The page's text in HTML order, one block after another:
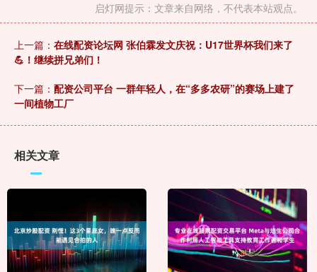
启灯网提示：文章来自网络，不代表本站观点。
上一篇： 在线配资论坛网 张伯霖发文庆祝：U17世界杯我们来了
💪！继续拼兄弟们！
下一篇： 配资公司平台 一群年轻人，在“多多农研”的赛场上建了
一间植物工厂
相关文章